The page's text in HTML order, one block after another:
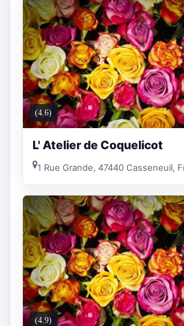
(4.6)
L' Atelier de Coquelicot
1 Rue Grande, 47440 Casseneuil,
(4.9)